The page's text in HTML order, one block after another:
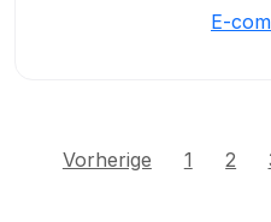
E-
Vorherige 1 2